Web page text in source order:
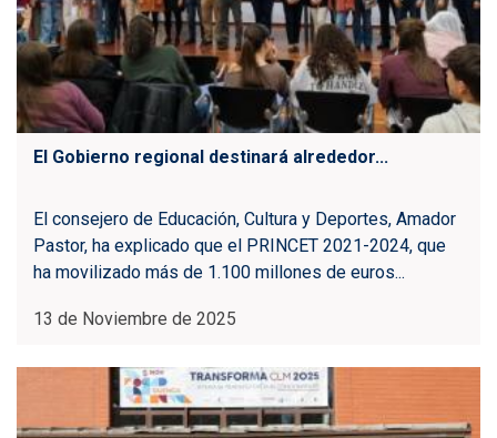
El Gobierno regional destinará alrededor...
El consejero de Educación, Cultura y Deportes, Amador
Pastor, ha explicado que el PRINCET 2021-2024, que
ha movilizado más de 1.100 millones de euros...
13 de Noviembre de 2025